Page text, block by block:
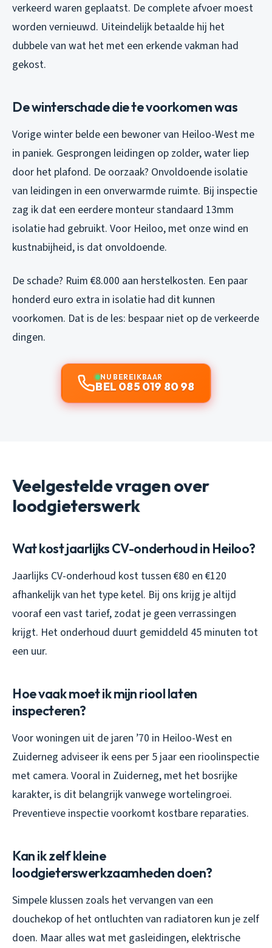
verkeerd waren geplaatst. De complete afvoer moest
worden vernieuwd. Uiteindelijk betaalde hij het
dubbele van wat het met een erkende vakman had
gekost.
De winterschade die te voorkomen was
Vorige winter belde een bewoner van Heiloo-West me
in paniek. Gesprongen leidingen op zolder, water liep
door het plafond. De oorzaak? Onvoldoende isolatie
van leidingen in een onverwarmde ruimte. Bij inspectie
zag ik dat een eerdere monteur standaard 13mm
isolatie had gebruikt. Voor Heiloo, met onze wind en
kustnabijheid, is dat onvoldoende.
De schade? Ruim €8.000 aan herstelkosten. Een paar
honderd euro extra in isolatie had dit kunnen
voorkomen. Dat is de les: bespaar niet op de verkeerde
dingen.
NU BEREIKBAAR
BEL 085 019 80 98
Veelgestelde vragen over
loodgieterswerk
Wat kost jaarlijks CV-onderhoud in Heiloo?
Jaarlijks CV-onderhoud kost tussen €80 en €120
afhankelijk van het type ketel. Bij ons krijg je altijd
vooraf een vast tarief, zodat je geen verrassingen
krijgt. Het onderhoud duurt gemiddeld 45 minuten tot
een uur.
Hoe vaak moet ik mijn riool laten
inspecteren?
Voor woningen uit de jaren ’70 in Heiloo-West en
Zuiderneg adviseer ik eens per 5 jaar een rioolinspectie
met camera. Vooral in Zuiderneg, met het bosrijke
karakter, is dit belangrijk vanwege wortelingroei.
Preventieve inspectie voorkomt kostbare reparaties.
Kan ik zelf kleine
loodgieterswerkzaamheden doen?
Simpele klussen zoals het vervangen van een
douchekop of het ontluchten van radiatoren kun je zelf
doen. Maar alles wat met gasleidingen, elektrische